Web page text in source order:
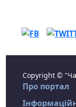
Copyright ©
Про портал